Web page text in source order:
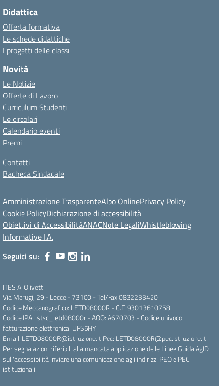
Didattica
Offerta formativa
Le schede didattiche
I progetti delle classi
Novità
Le Notizie
Offerte di Lavoro
Curriculum Studenti
Le circolari
Calendario eventi
Premi
Contatti
Bacheca Sindacale
Amministrazione TrasparenteAlbo OnlinePrivacy Policy
Cookie PolicyDichiarazione di accessibilità
Obiettivi di AccessibilitàANACNote LegaliWhistleblowing
Informative I.A.
Seguici su:
ITES A. Olivetti
Via Marugi, 29 - Lecce - 73100 - Tel/Fax 0832233420
Codice Meccanografico: LETD08000R - C.F. 93013610758
Codice IPA: istsc_letd08000r - AOO: A670703 - Codice univoco
fatturazione elettronica: UFS5HY
Email: LETD08000R@istruzione.it Pec: LETD08000R@pec.istruzione.it
Per segnalazioni riferibili alla mancata applicazione delle Linee Guida AgID
sull'accessibilità inviare una comunicazione agli indirizzi PEO e PEC
istituzionali.